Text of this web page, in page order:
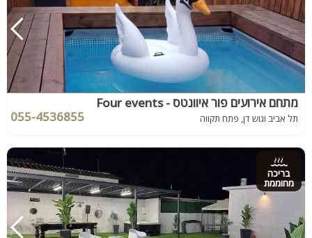
מתחם אירועים פור איוונטס - Four events
תל אביב וגוש דן, פתח תקווה 055-4536855
בריכה
מחוממת